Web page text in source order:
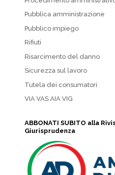
Pubblica amministrazione
Pubblico impiego
Rifiuti
Risarcimento del danno
Sicurezza sul lavoro
Tutela dei consumatori
VIA VAS AIA VIG
ABBONATI SUBITO alla
Giurisprudenza